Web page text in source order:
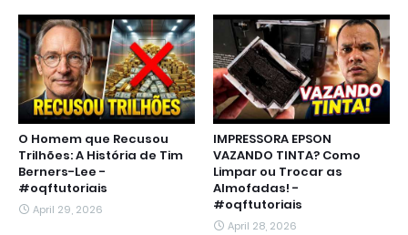
O Homem que Recusou
Trilhões: A História de Tim
Berners-Lee -
#oqftutoriais
April 29, 2026
IMPRESSORA EPSON
VAZANDO TINTA? Como
Limpar ou Trocar as
Almofadas! -
#oqftutoriais
April 28, 2026